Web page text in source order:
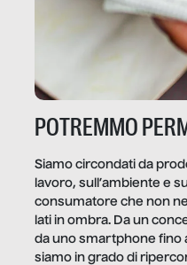
POTREMMO
Siamo circondati da
lavoro, sull’ambiente e
consumatore che non
lati in ombra. Da un
da uno smartphone fino
siamo in grado di